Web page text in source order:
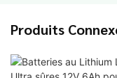
Produits